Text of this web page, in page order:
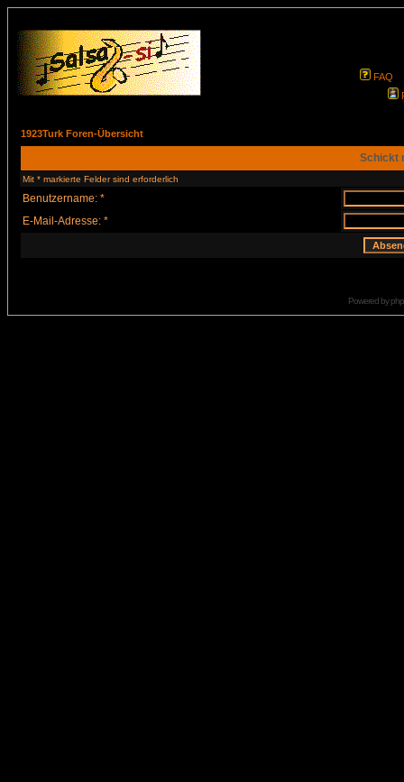
FAQ
1923Turk Foren-Übersicht
Schickt
Mit * markierte Felder sind erforderlich
Benutzername: *
E-Mail-Adresse: *
Powered by